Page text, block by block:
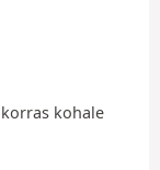
kohale